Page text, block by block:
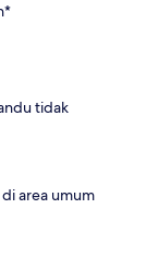
tidak
area umum